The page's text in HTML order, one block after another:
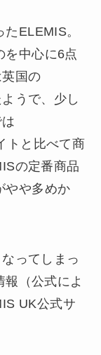
ELEMIS。
を中心に6点
国の
うで、少し
トと比べて商
の定番商品
やや多めか
ってしまっ
（公式によ
UK公式サ